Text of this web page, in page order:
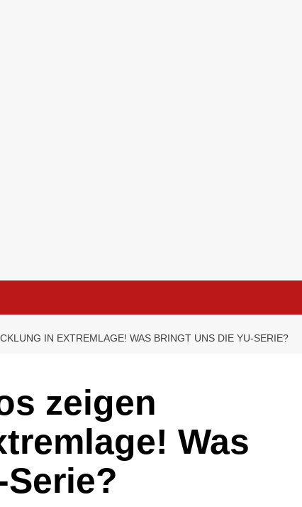
IN EXTREMLAGE! WAS BRINGT UNS DIE YU-SERIE?
zeigen
Was